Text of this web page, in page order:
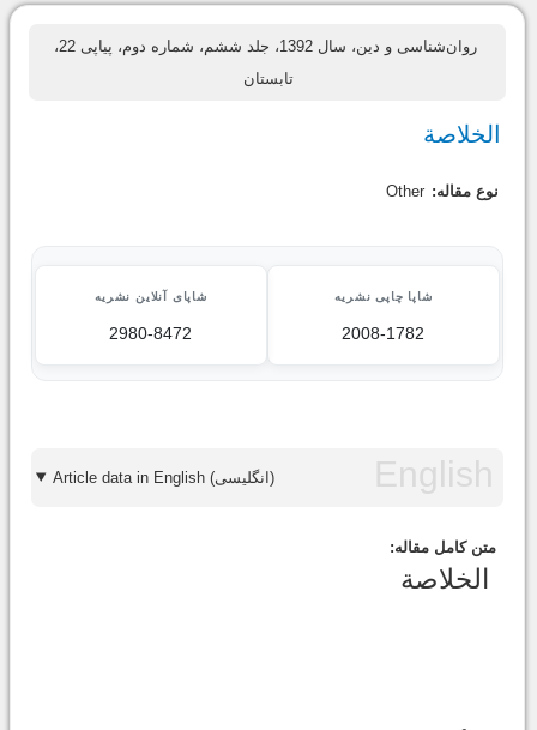
روان‌شناسی و دین، سال 1392، جلد ششم، شماره دوم، پیاپی 22،
تابستان
الخلاصة
نوع مقاله: Other
شاپا چاپی نشریه
2008-1782
شاپای آنلاین نشریه
2980-8472
Article data in English (انگلیسی)
متن کامل مقاله:
الخلاصة